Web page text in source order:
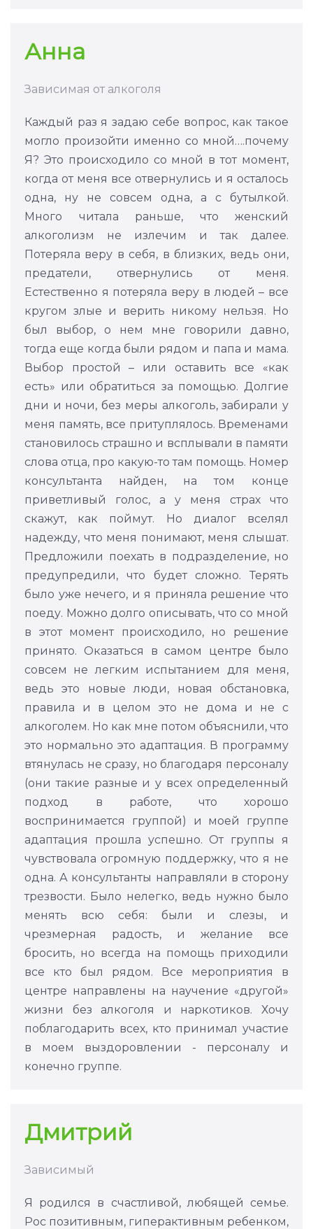
Анна
Зависимая от алкоголя
Каждый раз я задаю себе вопрос, как такое
могло произойти именно со мной….почему
Я? Это происходило со мной в тот момент,
когда от меня все отвернулись и я осталось
одна, ну не совсем одна, а с бутылкой.
Много читала раньше, что женский
алкоголизм не излечим и так далее.
Потеряла веру в себя, в близких, ведь они,
предатели, отвернулись от меня.
Естественно я потеряла веру в людей – все
кругом злые и верить никому нельзя. Но
был выбор, о нем мне говорили давно,
тогда еще когда были рядом и папа и мама.
Выбор простой – или оставить все «как
есть» или обратиться за помощью. Долгие
дни и ночи, без меры алкоголь, забирали у
меня память, все притуплялось. Временами
становилось страшно и всплывали в памяти
слова отца, про какую-то там помощь. Номер
консультанта найден, на том конце
приветливый голос, а у меня страх что
скажут, как поймут. Но диалог вселял
надежду, что меня понимают, меня слышат.
Предложили поехать в подразделение, но
предупредили, что будет сложно. Терять
было уже нечего, и я приняла решение что
поеду. Можно долго описывать, что со мной
в этот момент происходило, но решение
принято. Оказаться в самом центре было
совсем не легким испытанием для меня,
ведь это новые люди, новая обстановка,
правила и в целом это не дома и не с
алкоголем. Но как мне потом объяснили, что
это нормально это адаптация. В программу
втянулась не сразу, но благодаря персоналу
(они такие разные и у всех определенный
подход в работе, что хорошо
воспринимается группой) и моей группе
адаптация прошла успешно. От группы я
чувствовала огромную поддержку, что я не
одна. А консультанты направляли в сторону
трезвости. Было нелегко, ведь нужно было
менять всю себя: были и слезы, и
чрезмерная радость, и желание все
бросить, но всегда на помощь приходили
все кто был рядом. Все мероприятия в
центре направлены на научение «другой»
жизни без алкоголя и наркотиков. Хочу
поблагодарить всех, кто принимал участие
в моем выздоровлении - персоналу и
конечно группе.
Дмитрий
Зависимый
Я родился в счастливой, любящей семье.
Рос позитивным, гиперактивным ребенком,